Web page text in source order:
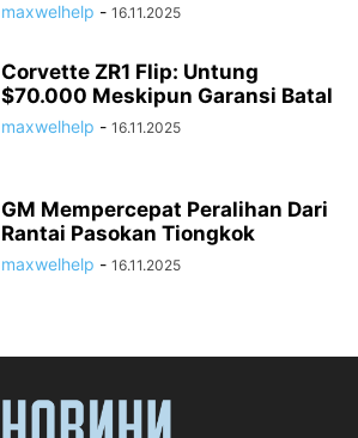
maxwelhelp - 16.11.2025
Corvette ZR1 Flip: Untung
$70.000 Meskipun Garansi Batal
maxwelhelp - 16.11.2025
GM Mempercepat Peralihan Dari
Rantai Pasokan Tiongkok
maxwelhelp - 16.11.2025